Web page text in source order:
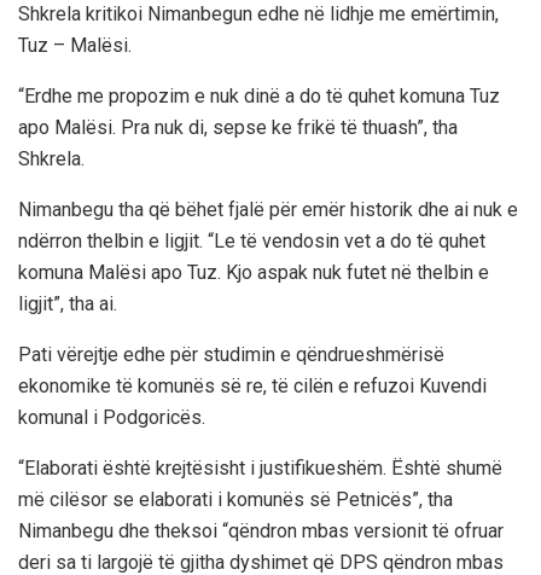
Shkrela kritikoi Nimanbegun edhe në lidhje me emërtimin,
Tuz – Malësi.
“Erdhe me propozim e nuk dinë a do të quhet komuna Tuz
apo Malësi. Pra nuk di, sepse ke frikë të thuash”, tha
Shkrela.
Nimanbegu tha që bëhet fjalë për emër historik dhe ai nuk e
ndërron thelbin e ligjit. “Le të vendosin vet a do të quhet
komuna Malësi apo Tuz. Kjo aspak nuk futet në thelbin e
ligjit”, tha ai.
Pati vërejtje edhe për studimin e qëndrueshmërisë
ekonomike të komunës së re, të cilën e refuzoi Kuvendi
komunal i Podgoricës.
“Elaborati është krejtësisht i justifikueshëm. Është shumë
më cilësor se elaborati i komunës së Petnicës”, tha
Nimanbegu dhe theksoi “qëndron mbas versionit të ofruar
deri sa ti largojë të gjitha dyshimet që DPS qëndron mbas